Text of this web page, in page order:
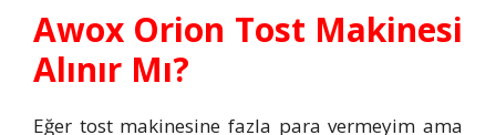
Awox Orion Tost Makinesi
Alınır Mı?
Eğer tost makinesine fazla para vermeyim ama